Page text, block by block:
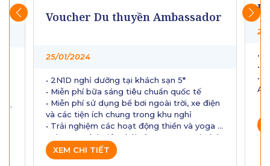
Voucher Du thuyền Ambassador
25/01/2024
• 2N1D nghỉ dưỡng tại khách sạn 5*
• Miễn phí bữa sáng tiêu chuẩn quốc tế
• Miễn phí sử dụng bể bơi ngoài trời, xe điện
và các tiện ích chung trong khu nghỉ
• Trải nghiệm các hoạt động thiền và yoga
• Chương trình đêm hội Làng Nương tại Đình
Làng từ 20:00 tối các ngày trong tuần.
• Thưởng thức “Diệu Âm Yên Tử Sơn”
XEM CHI TIẾT
•
•
•